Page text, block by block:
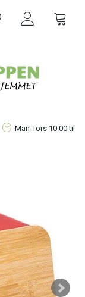
Man-Tors 10.00 til